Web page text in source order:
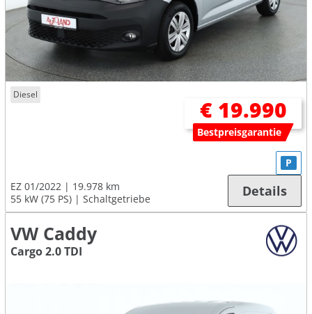
Diesel
€ 19.990
Bestpreisgarantie
EZ 01/2022
19.978 km
55 kW (75 PS)
Schaltgetriebe
P
Details
VW Caddy
Cargo 2.0 TDI